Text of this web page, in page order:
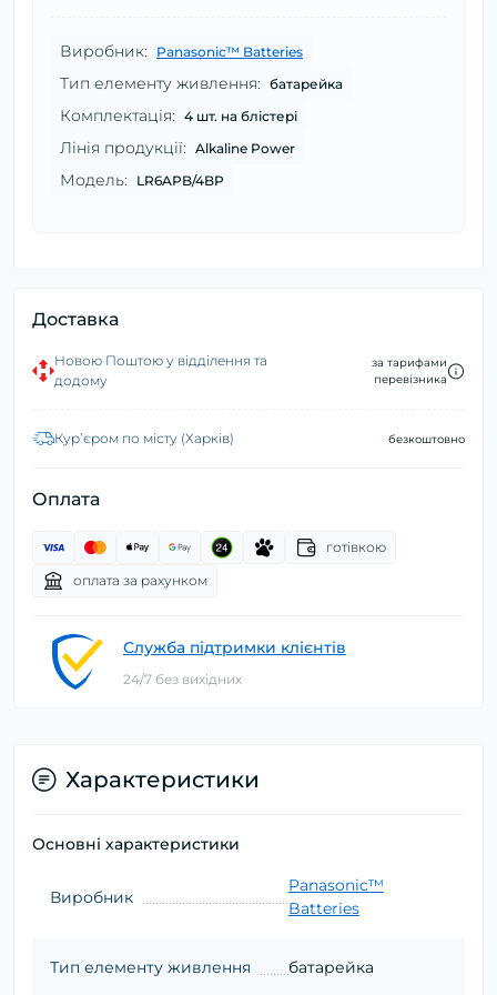
Виробник: Panasonic™ Batteries
Тип елементу живлення: батарейка
Комплектація: 4 шт. на блістері
Лінія продукції: Alkaline Power
Модель: LR6APB/4BP
Доставка
Новою Поштою у відділення та
додому
за тарифами
перевізника
Курʼєром по місту (Харків) безкоштовно
Оплата
готівкою
оплата за рахунком
Служба підтримки клієнтів
24/7 без вихідних
Характеристики
Основні характеристики
Виробник
Panasonic™
Batteries
Тип елементу живлення батарейка